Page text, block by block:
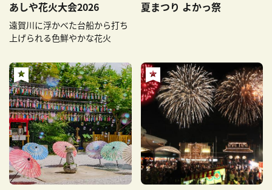
※少雨決行・雨天順延なし
あしや花火大会2026
遠賀川に浮かべた台船から打ち
上げられる色鮮やかな花火
※雨天、荒天の場合は16日
（日）に延期
夏まつり よかっ祭